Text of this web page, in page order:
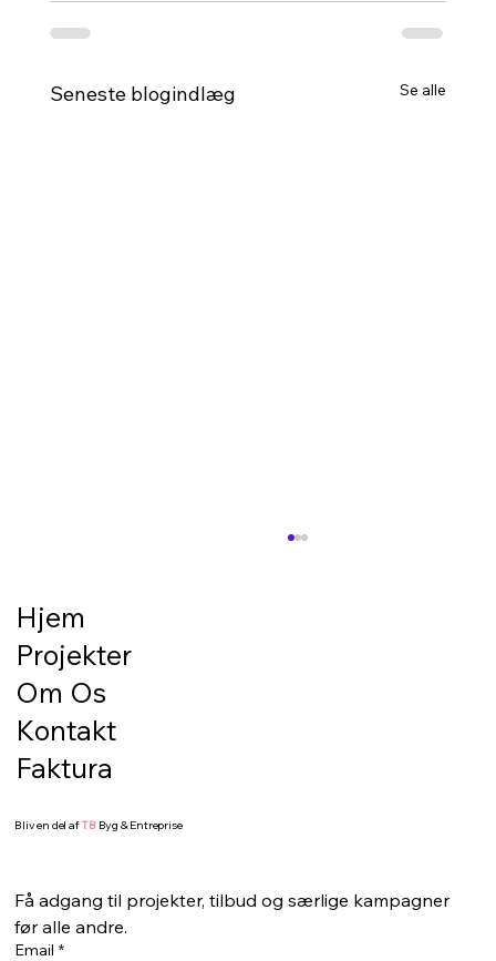
Seneste blogindlæg Se alle
starter ikke med de synlige materialer. Den
sten eller terrassebræd
Hjem
Projekter
Om Os
Kontakt
Faktura
Bliv en del afTBByg & Entreprise
Få adgang til projekter, tilbud og særlige kampagner
før alle andre.
Email *